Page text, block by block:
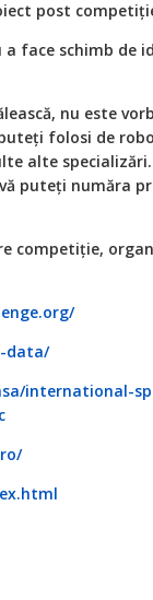
post
face schimb de
nu este
folosi de
alte
puteți număra
competiție,
data/
international-